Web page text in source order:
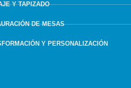
Y TAPIZADO
DE MESAS
Y PERSONALIZACIÓN